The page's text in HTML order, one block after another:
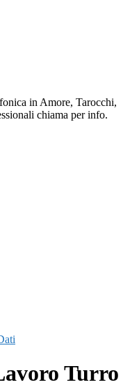
in Amore, Tarocchi,
chiama per info.
Turro